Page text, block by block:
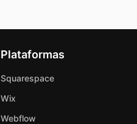
Plataformas
Squarespace
Wix
Webflow